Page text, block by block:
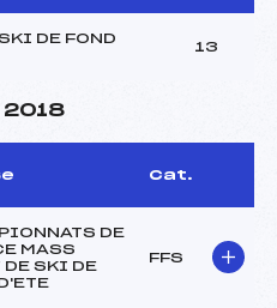
DE FOND
13
2018
Cat.
DE
MASS
DE SKI DE
FFS